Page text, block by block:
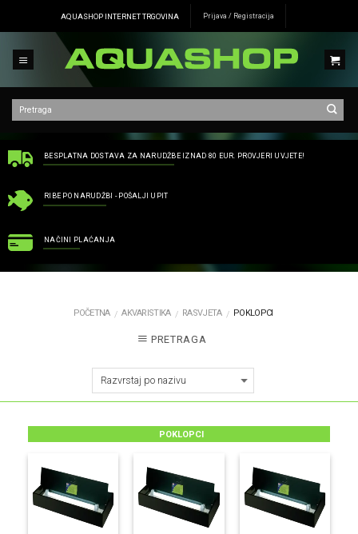
AQUASHOP INTERNET TRGOVINA Prijava / Registracija
BESPLATNA DOSTAVA ZA NARUDŽBE IZNAD 80 EUR. PROVJERI UVJETE!
RIBE PO NARUDŽBI - POŠALJI UPIT
NAČINI PLAĆANJA
POČETNA / AKVARISTIKA / RASVJETA / POKLOPCI
PRETRAGA
POKLOPCI